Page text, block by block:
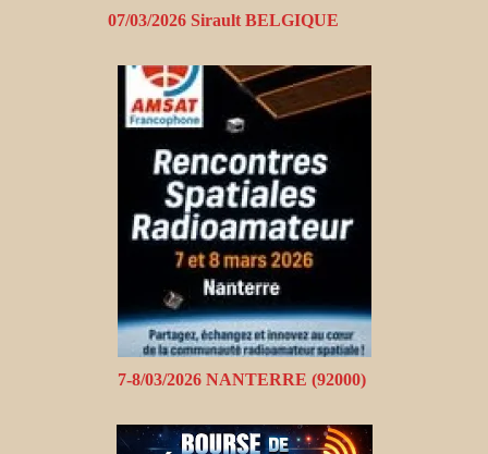
07/03/2026 Sirault BELGIQUE
7-8/03/2026 NANTERRE (92000)